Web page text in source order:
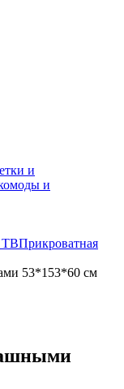
и
и
ТВПрикроватная
53*153*60 см